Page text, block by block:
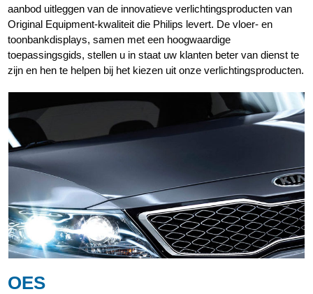
aanbod uitleggen van de innovatieve verlichtingsproducten van
Original Equipment-kwaliteit die Philips levert. De vloer- en
toonbankdisplays, samen met een hoogwaardige
toepassingsgids, stellen u in staat uw klanten beter van dienst te
zijn en hen te helpen bij het kiezen uit onze verlichtingsproducten.
OES